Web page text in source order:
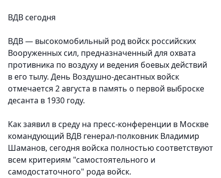
ВДВ сегодня
ВДВ — высокомобильный род войск российских
Вооруженных сил, предназначенный для охвата
противника по воздуху и ведения боевых действий
в его тылу. День Воздушно-десантных войск
отмечается 2 августа в память о первой выброске
десанта в 1930 году.
Как заявил в среду на пресс-конференции в Москве
командующий ВДВ генерал-полковник Владимир
Шаманов, сегодня войска полностью соответствуют
всем критериям "самостоятельного и
самодостаточного" рода войск.